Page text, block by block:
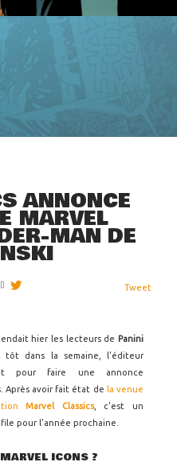
ANNONCE
MARVEL
MAN DE
Tweet
hier les lecteurs de Panini
tôt dans la semaine, l'éditeur
pour faire une annonce
Après avoir fait état de la venue
Marvel Classics, c'est un
pour l'année prochaine.
ICONS ?